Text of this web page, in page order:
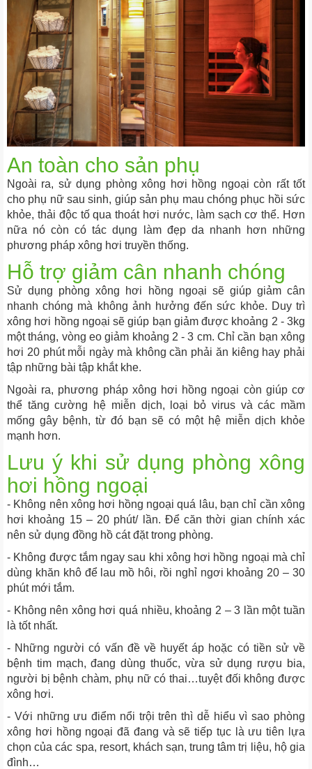
An toàn cho sản phụ
Ngoài ra, sử dụng phòng xông hơi hồng ngoại còn rất tốt
cho phụ nữ sau sinh, giúp sản phụ mau chóng phục hồi sức
khỏe, thải độc tố qua thoát hơi nước, làm sạch cơ thể. Hơn
nữa nó còn có tác dụng làm đẹp da nhanh hơn những
phương pháp xông hơi truyền thống.
Hỗ trợ giảm cân nhanh chóng
Sử dụng phòng xông hơi hồng ngoại sẽ giúp giảm cân
nhanh chóng mà không ảnh hưởng đến sức khỏe. Duy trì
xông hơi hồng ngoại sẽ giúp bạn giảm được khoảng 2 - 3kg
một tháng, vòng eo giảm khoảng 2 - 3 cm. Chỉ cần bạn xông
hơi 20 phút mỗi ngày mà không cần phải ăn kiêng hay phải
tập những bài tập khắt khe.
Ngoài ra, phương pháp xông hơi hồng ngoại còn giúp cơ
thể tăng cường hệ miễn dịch, loại bỏ virus và các mầm
mống gây bệnh, từ đó bạn sẽ có một hệ miễn dịch khỏe
mạnh hơn.
Lưu ý khi sử dụng phòng xông
hơi hồng ngoại
- Không nên xông hơi hồng ngoại quá lâu, bạn chỉ cần xông
hơi khoảng 15 – 20 phút/ lần. Để căn thời gian chính xác
nên sử dụng đồng hồ cát đặt trong phòng.
- Không được tắm ngay sau khi xông hơi hồng ngoại mà chỉ
dùng khăn khô để lau mồ hôi, rồi nghỉ ngơi khoảng 20 – 30
phút mới tắm.
- Không nên xông hơi quá nhiều, khoảng 2 – 3 lần một tuần
là tốt nhất.
- Những người có vấn đề về huyết áp hoặc có tiền sử về
bệnh tim mạch, đang dùng thuốc, vừa sử dụng rượu bia,
người bị bệnh chàm, phụ nữ có thai…tuyệt đối không được
xông hơi.
- Với những ưu điểm nổi trội trên thì dễ hiểu vì sao phòng
xông hơi hồng ngoại đã đang và sẽ tiếp tục là ưu tiên lựa
chọn của các spa, resort, khách sạn, trung tâm trị liệu, hộ gia
đình…